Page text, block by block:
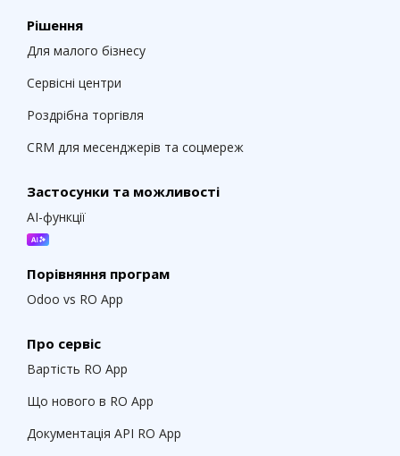
Рішення
Для малого бізнесу
Сервісні центри
Роздрібна торгівля
CRM для месенджерів та соцмереж
Застосунки та можливості
AI-функції
Порівняння програм
Odoo vs RO App
Про сервіс
Вартість RO App
Що нового в RO App
Документація API RO App